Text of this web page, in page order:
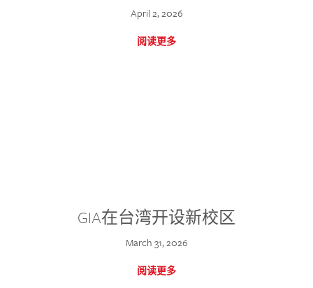
April 2, 2026
阅读更多
GIA在台湾开设新校区
March 31, 2026
阅读更多